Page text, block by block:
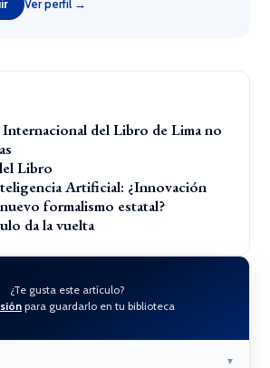
Ver perfil →
del Libro de Lima no
Libro
Artificial: ¿Innovación
formalismo estatal?
da la vuelta
¿Te gusta este artículo?
para guardarlo en tu biblioteca
▼